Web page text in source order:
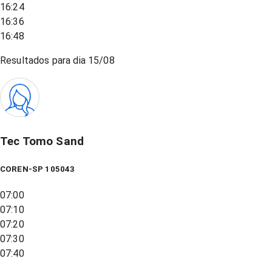
16:24
16:36
16:48
Resultados para dia 15/08
Tec Tomo Sand
COREN-SP 105043
07:00
07:10
07:20
07:30
07:40